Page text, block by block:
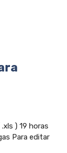
) 19 horas
Para editar